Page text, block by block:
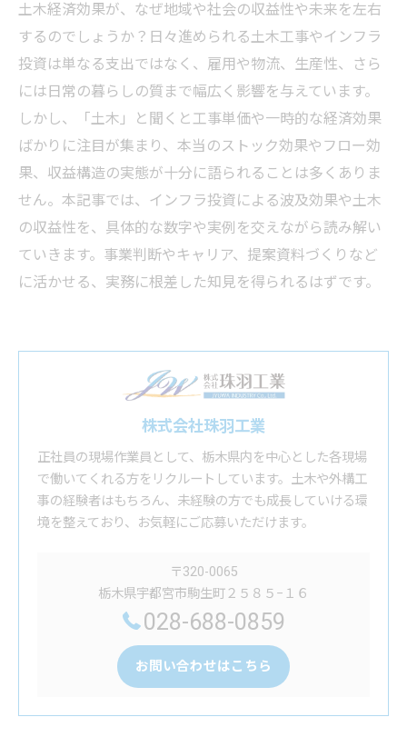
土木経済効果が、なぜ地域や社会の収益性や未来を左右
するのでしょうか？日々進められる土木工事やインフラ
投資は単なる支出ではなく、雇用や物流、生産性、さら
には日常の暮らしの質まで幅広く影響を与えています。
しかし、「土木」と聞くと工事単価や一時的な経済効果
ばかりに注目が集まり、本当のストック効果やフロー効
果、収益構造の実態が十分に語られることは多くありま
せん。本記事では、インフラ投資による波及効果や土木
の収益性を、具体的な数字や実例を交えながら読み解い
ていきます。事業判断やキャリア、提案資料づくりなど
に活かせる、実務に根差した知見を得られるはずです。
株式会社珠羽工業
正社員の現場作業員として、栃木県内を中心とした各現場
で働いてくれる方をリクルートしています。土木や外構工
事の経験者はもちろん、未経験の方でも成長していける環
境を整えており、お気軽にご応募いただけます。
〒320-0065
栃木県宇都宮市駒生町２５８５−１６
028-688-0859
お問い合わせはこちら